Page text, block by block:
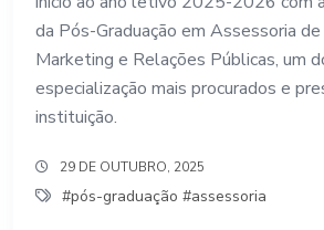
da Pós-Graduação em Assessoria de
Marketing e Relações Públicas, um
especialização mais procurados e
instituição.
29 DE OUTUBRO, 2025
#pós-graduação #assessoria